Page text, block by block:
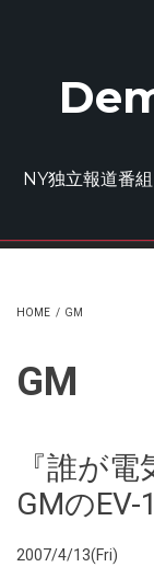
NY独立報道番組
HOME / GM
GM
『誰が
GMの
2007/4/13(Fri)